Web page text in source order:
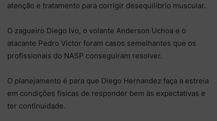
atenção e tratamento para corrigir desequilíbrio muscular.
O zagueiro Diego Ivo, o volante Anderson Uchoa e o
atacante Pedro Victor foram casos semelhantes que os
profissionais do NASP conseguiram resolver.
O planejamento é para que Diego Hernandez faça a estreia
em condições físicas de responder bem às expectativas e
ter continuidade.